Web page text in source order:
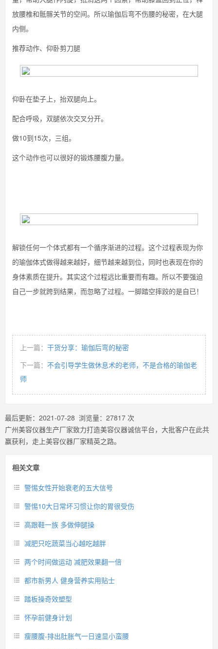
放腰椎和骶髂关节的空间。所以瑜伽后弯不伤腰的秘密，在大腿
内侧。
推荐动作、仰卧剪刀腿
仰卧在垫子上，抬双腿向上。
配合呼吸，双腿依次交叉分开。
做10到15次，三组。
这个动作也可以很好的锻炼腰腹力量。
解锁任何一个体式都有一个循序渐进的过程。这个过程表现为你
的瑜伽体式做得越来越好，细节越来越到位，同时也表现在你的
身体素质在提升。其实这个过程远比重要而有趣。所以不要强迫
自己一步就跨到结果，而忽略了过程。一脚踏空摔跤的是自已！
上一篇： 干货分享：瑜伽后弯的秘密
下一篇： 不会引导学生做休息术的老师，不是合格的瑜伽老
师
最后更新： 2021-07-28 浏览量： 27817 次
广州美容仪器生产厂家致力打造美容仪器诚信平台，大批客户在此共
赢获利，走上美容仪器厂家精英之路。
相关文章
警惕女性开始衰老的五大信号
警惕10大日常坏习惯让你的胃很受伤
高跟鞋一族 多做伸腿操
减肥只吃蔬菜当心越吃越胖
两个时间做运动 减肥效果翻一倍
都市新男人 健身营养实用贴士
踏板操奇效塑型
怀孕前健身计划
瘦腰腹-排出肚胀气一日速显小蛮腰